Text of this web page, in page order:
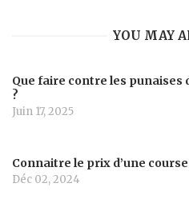
YOU MAY
Que faire contre les punaises
?
Juin 17, 2025
Connaitre le prix d’une course
Déc 02, 2024